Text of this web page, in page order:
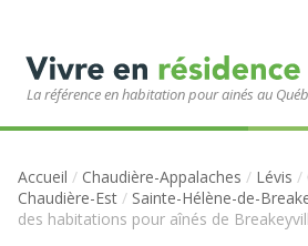
La référence en habitation pour ainés au
Accueil / Chaudière-Appalaches / Lévis /
Chaudière-Est / Sainte-Hélène-de-
des habitations pour aînés de